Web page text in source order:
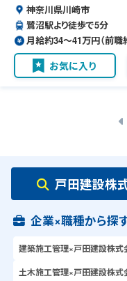
神奈川県川崎市
鷺沼駅より徒歩で5分
月給約34〜41万円（前職
お気に入り
戸田建設株
企業×職種から探
建築施工管理×戸田建設株式
土木施工管理×戸田建設株式